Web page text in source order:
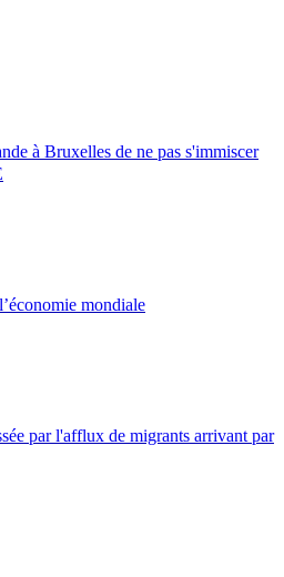
à Bruxelles de ne pas s'immiscer
mondiale
par l'afflux de migrants arrivant par